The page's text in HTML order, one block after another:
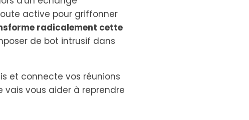
active pour griffonner
radicalement cette
de bot intrusif dans
et connecte vos réunions
vais vous aider à reprendre